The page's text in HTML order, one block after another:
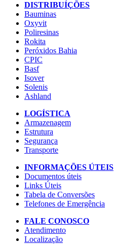
DISTRIBUÍÇÕES
Bauminas
Oxyvit
Poliresinas
Rokita
Peróxidos Bahia
CPIC
Basf
Isover
Solenis
Ashland
LOGÍSTICA
Armazenagem
Estrutura
Segurança
Transporte
INFORMAÇÕES ÚTEIS
Documentos úteis
Links Úteis
Tabela de Conversões
Telefones de Emergência
FALE CONOSCO
Atendimento
Localização